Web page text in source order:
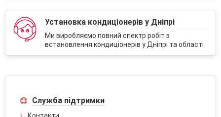
Установка кондиціонерів у Дніпрі
Ми виробляємо повний спектр робіт з
встановлення кондиціонерів у Дніпрі та області
Служба підтримки